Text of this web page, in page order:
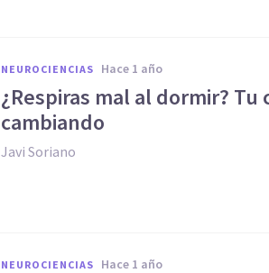
NEUROCIENCIAS hace 1 año
¿Respiras mal al dormir?
cambiando
Javi Soriano
NEUROCIENCIAS hace 1 año